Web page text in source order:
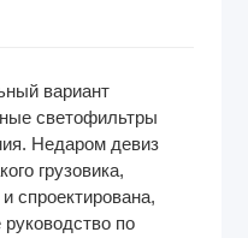
вариант
светофильтры
Недаром девиз
грузовика,
спроектирована,
по